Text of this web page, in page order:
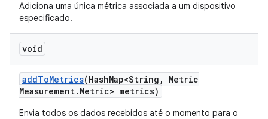
Adiciona uma única métrica associada a um dispositivo
especificado.
void
addToMetrics(HashMap<String ,
Metric
Measurement. Metric> metrics)
Envia todos os dados recebidos até o momento para o